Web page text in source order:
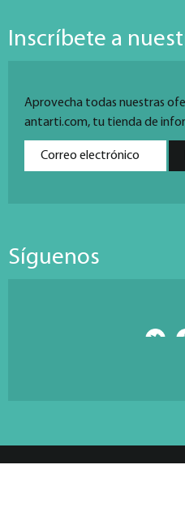
Inscríbete a
Aprovecha todas nuestras
antarti.com, tu tienda de
Síguenos